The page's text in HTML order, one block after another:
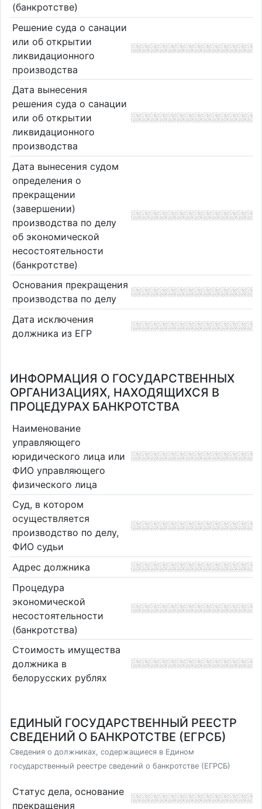
(банкротстве)
Решение суда о санации
или об открытии
ликвидационного
производства
Дата вынесения
решения суда о санации
или об открытии
ликвидационного
производства
Дата вынесения судом
определения о
прекращении
(завершении)
производства по делу
об экономической
несостоятельности
(банкротстве)
Основания прекращения
производства по делу
Дата исключения
должника из ЕГР
ИНФОРМАЦИЯ О ГОСУДАРСТВЕННЫХ
ОРГАНИЗАЦИЯХ, НАХОДЯЩИХСЯ В
ПРОЦЕДУРАХ БАНКРОТСТВА
Наименование
управляющего
юридического лица или
ФИО управляющего
физического лица
Суд, в котором
осуществляется
производство по делу,
ФИО судьи
Адрес должника
Процедура
экономической
несостоятельности
(банкротства)
Стоимость имущества
должника в
белорусских рублях
ЕДИНЫЙ ГОСУДАРСТВЕННЫЙ РЕЕСТР
СВЕДЕНИЙ О БАНКРОТСТВЕ (ЕГРСБ)
Сведения о должниках, содержащиеся в Едином
государственный реестре сведений о банкротстве (ЕГРСБ)
Статус дела, основание
прекращения